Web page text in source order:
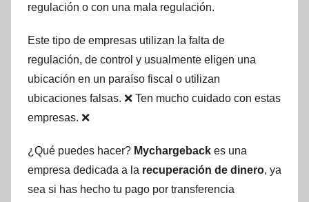
regulación o con una mala regulación.
Este tipo de empresas utilizan la falta de
regulación, de control y usualmente eligen una
ubicación en un paraíso fiscal o utilizan
ubicaciones falsas. ❌ Ten mucho cuidado con estas
empresas. ❌
¿Qué puedes hacer? Mychargeback es una
empresa dedicada a la recuperación de dinero, ya
sea si has hecho tu pago por transferencia